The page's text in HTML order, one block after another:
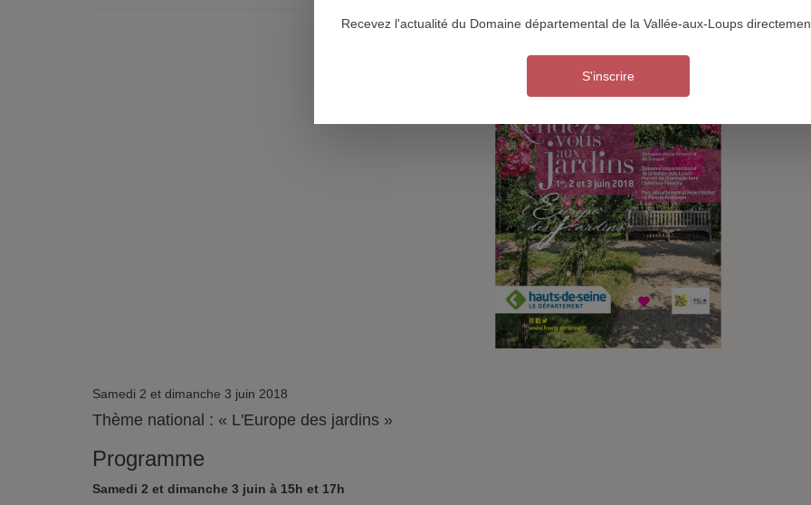
Recevez l'actualité du Domaine départemental de la Vallée-aux-Loups
S'inscrire
Samedi 2 et dimanche 3 juin 2018
Thème national : « L'Europe des jardins »
Programme
Samedi 2 et dimanche 3 juin à 15h et 17h